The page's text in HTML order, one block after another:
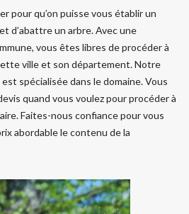
pour qu’on puisse vous établir un
d’abattre un arbre. Avec une
vous êtes libres de procéder à
ville et son département. Notre
spécialisée dans le domaine. Vous
quand vous voulez pour procéder à
Faites-nous confiance pour vous
abordable le contenu de la